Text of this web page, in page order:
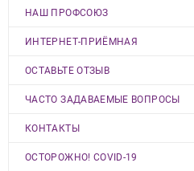
НАШ ПРОФСОЮЗ
ИНТЕРНЕТ-ПРИЁМНАЯ
ОСТАВЬТЕ ОТЗЫВ
ЧАСТО ЗАДАВАЕМЫЕ ВОПРОСЫ
КОНТАКТЫ
ОСТОРОЖНО! COVID-19